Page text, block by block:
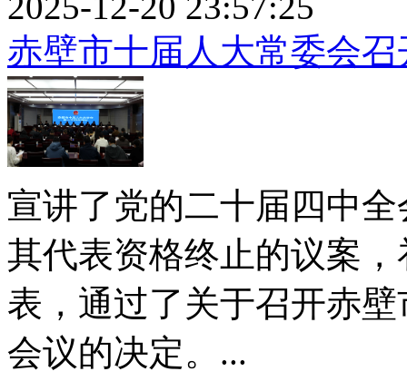
赤壁市十届人大常委会
宣讲了党的二十届四中
其代表资格终止的议案
表，通过了关于召开赤
会议的决定。...